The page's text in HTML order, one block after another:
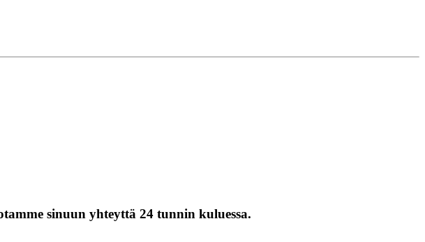
sinuun yhteyttä 24 tunnin kuluessa.